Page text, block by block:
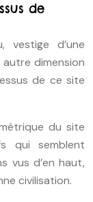
de
vestige d’une
dimension
de ce site
du site
qui semblent
vus d’en haut,
civilisation.